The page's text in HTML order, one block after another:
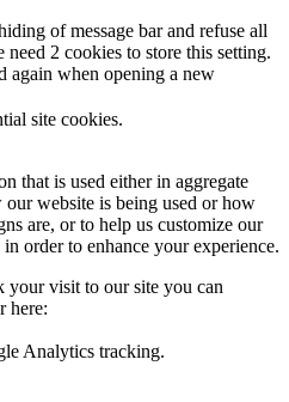
of message bar and refuse all
2 cookies to store this setting.
again when opening a new
site cookies.
that is used either in aggregate
website is being used or how
are, or to help us customize our
order to enhance your experience.
visit to our site you can
here:
Analytics tracking.